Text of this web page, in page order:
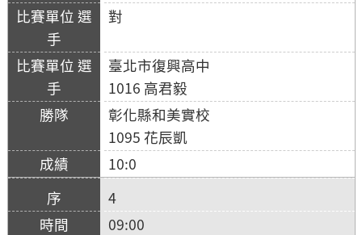
對
臺北市復興高中
1016 高君毅
彰化縣和美實校
1095 花辰凱
10:0
4
09:00